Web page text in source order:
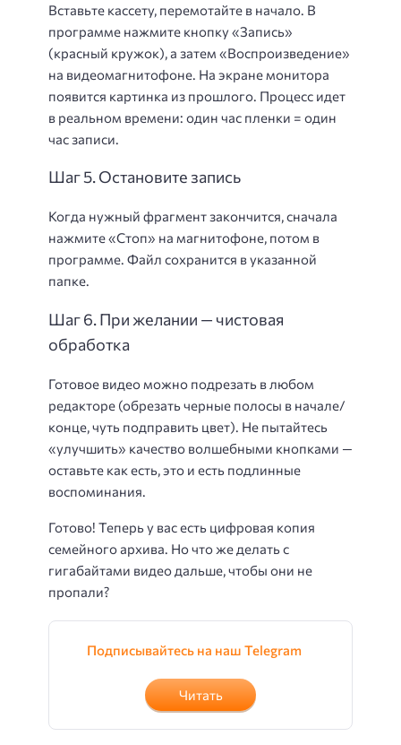
Вставьте кассету, перемотайте в начало. В
программе нажмите кнопку «Запись»
(красный кружок), а затем «Воспроизведение»
на видеомагнитофоне. На экране монитора
появится картинка из прошлого. Процесс идет
в реальном времени: один час пленки = один
час записи.
Шаг 5. Остановите запись
Когда нужный фрагмент закончится, сначала
нажмите «Стоп» на магнитофоне, потом в
программе. Файл сохранится в указанной
папке.
Шаг 6. При желании — чистовая
обработка
Готовое видео можно подрезать в любом
редакторе (обрезать черные полосы в начале/
конце, чуть подправить цвет). Не пытайтесь
«улучшить» качество волшебными кнопками —
оставьте как есть, это и есть подлинные
воспоминания.
Готово! Теперь у вас есть цифровая копия
семейного архива. Но что же делать с
гигабайтами видео дальше, чтобы они не
пропали?
Подписывайтесь на наш Telegram
Читать